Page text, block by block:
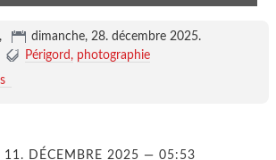
, dimanche, 28. décembre 2025.
Périgord
photographie
11. DÉCEMBRE 2025 — 05:53